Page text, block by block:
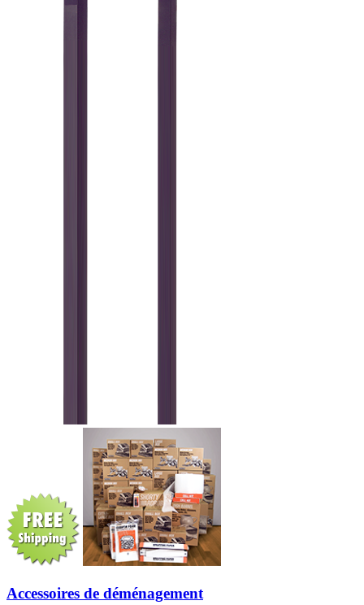
Accessoires de déménagement